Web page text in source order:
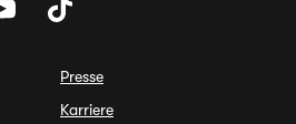
Presse
Karriere